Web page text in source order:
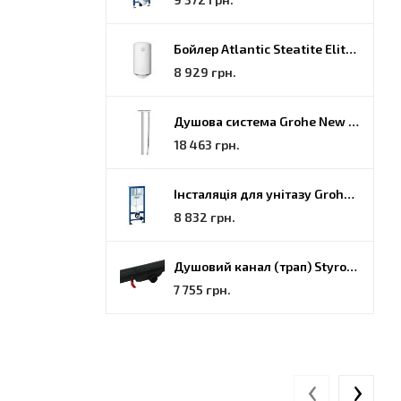
Бойлер Atlantic Steatite Elite VM 080 D400 2 BC, 80 (851188)
8 929 грн.
Душова система Grohe New Tempesta Cosmopolitan (27922000)
18 463 грн.
Інсталяція для унітазу Grohe Rapid SL (38772001)
8 832 грн.
Душовий канал (трап) Styron, решітка Гармонія, 70 (STY-H-70-FF)
7 755 грн.
‹ ›